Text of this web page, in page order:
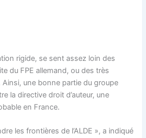
rigide, se sent assez loin des
du FPE allemand, ou des très
Ainsi, une bonne partie du groupe
la directive droit d’auteur, une
en France.
les frontières de l’ALDE », a indiqué